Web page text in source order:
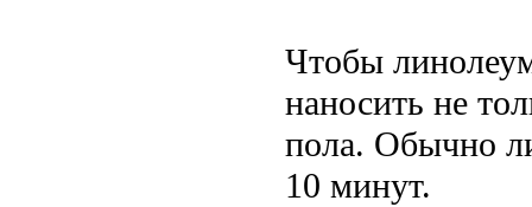
Чтобы
наносить не
пола. Обычно
10 минут.